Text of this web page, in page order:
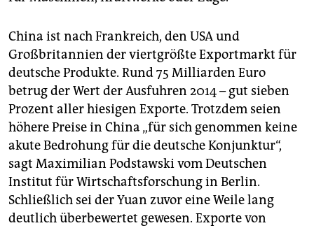
China ist nach Frankreich, den USA und
Großbritannien der viertgrößte Exportmarkt für
deutsche Produkte. Rund 75 Milliarden Euro
betrug der Wert der Ausfuhren 2014 – gut sieben
Prozent aller hiesigen Exporte. Trotzdem seien
höhere Preise in China „für sich genommen keine
akute Bedrohung für die deutsche Konjunktur“,
sagt Maximilian Podstawski vom Deutschen
Institut für Wirtschaftsforschung in Berlin.
Schließlich sei der Yuan zuvor eine Weile lang
deutlich überbewertet gewesen. Exporte von